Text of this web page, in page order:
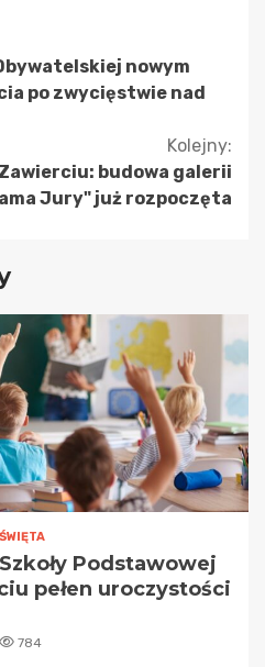
nowym
po zwycięstwie nad
Kolejny:
budowa galerii
Jury" już rozpoczęta
Podstawowej
pełen uroczystości
784